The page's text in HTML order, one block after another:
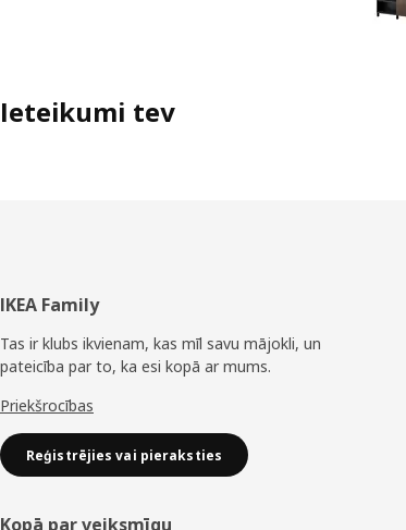
Ieteikumi tev
Kājene
IKEA Family
Tas ir klubs ikvienam, kas mīl savu mājokli, un
pateicība par to, ka esi kopā ar mums.
Priekšrocības
Reģistrējies vai pieraksties
Kopā par veiksmīgu